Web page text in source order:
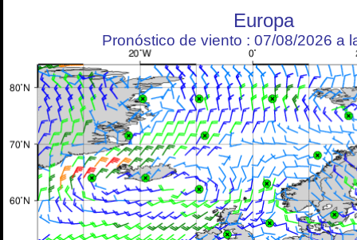
Europa
Pronóstico de viento : 07/08/2026 a